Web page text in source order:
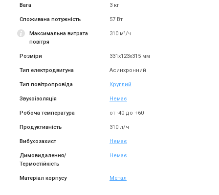
Вага 3 кг
Споживана потужність 57 Вт
Максимальна витрата
повітря
310 м³/ч
Розміри 331х123х315 мм
Тип електродвигуна Асинхронний
Тип повітропровіда Круглий
Звукоізоляція Немає
Робоча температура от -40 до +60
Продуктивність 310 л/ч
Вибухозахист Немає
Димовидалення/
Термостійкість
Немає
Матеріал корпусу Метал